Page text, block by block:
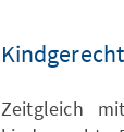
Zeitgleich